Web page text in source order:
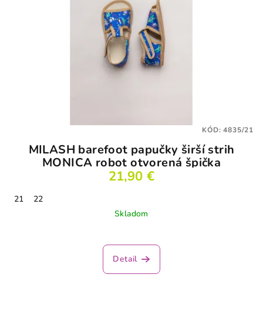
MILASH barefoot papučky širší strih
MONICA robot otvorená špička
21,90 €
21
22
Skladom
hodnotenie
produktu
Detail
KÓD:4835/21